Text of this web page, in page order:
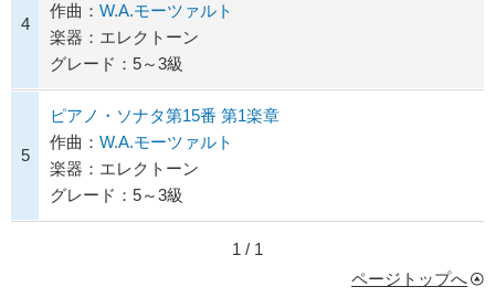
4
作曲： W.A.モーツァルト
楽器：エレクトーン
グレード：5～3級
5
ピアノ・ソナタ第15番 第1楽章
作曲： W.A.モーツァルト
楽器：エレクトーン
グレード：5～3級
1 / 1
ページトップへ